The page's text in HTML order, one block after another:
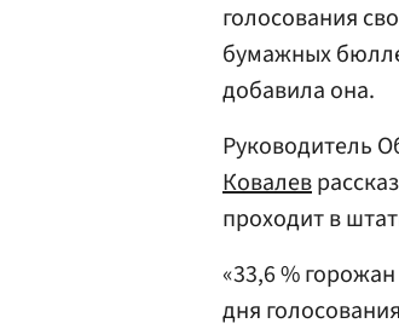
голосования
бумажных
добавила она.
Руководитель
Ковалев
проходит в
«33,6 %
дня